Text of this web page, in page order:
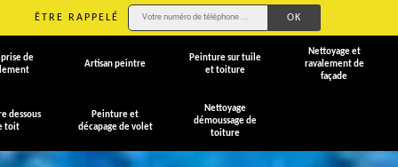
ÊTRE RAPPELÉ
de
Artisan peintre
Peinture sur tuile
et toiture
Nettoyage et
ravalement de
façade
dessous
toit
Peinture et
décapage de volet
Nettoyage
démoussage de
toiture